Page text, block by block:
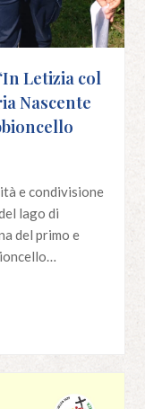
Letizia col
Nascente
e condivisione
lago di
del primo e